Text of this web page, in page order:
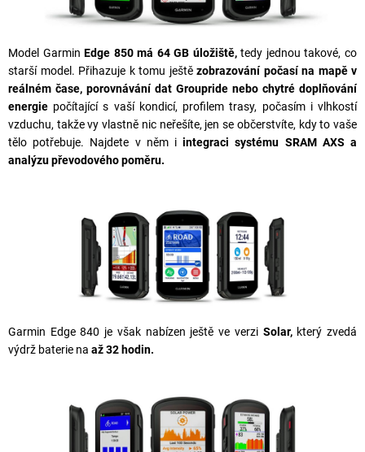
Model GarminEdge 850 má 64 GB úložiště,tedy jednou takové, co
starší model. Přihazuje k tomu ještě zobrazování počasí na mapě v
reálném čase, porovnávání dat Groupride nebo chytré doplňování
energie počítající s vaší kondicí, profilem trasy, počasím i vlhkostí
vzduchu, takže vy vlastně nic neřešíte, jen se občerstvíte, kdy to vaše
tělo potřebuje. Najdete v něm iintegraci systému SRAM AXS a
analýzu převodového poměru.
Garmin Edge 840 je však nabízen ještě ve verzi Solar,který zvedá
výdrž baterie na až 32 hodin.